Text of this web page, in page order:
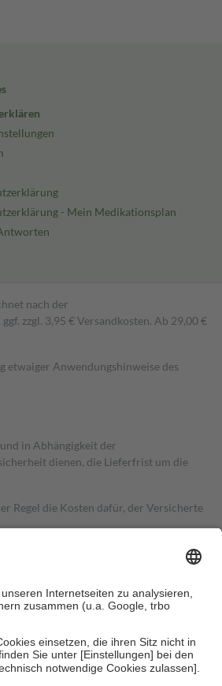
- Mein Medikationsplan
nach der
zzgl. 3,95 € Versandkosten. Ab 29,00 €
Anwendungshinweise des
in Abhängigkeit der
dienen, die Lieferfrist um die
Regel die Kosten dafür, der Versicherte